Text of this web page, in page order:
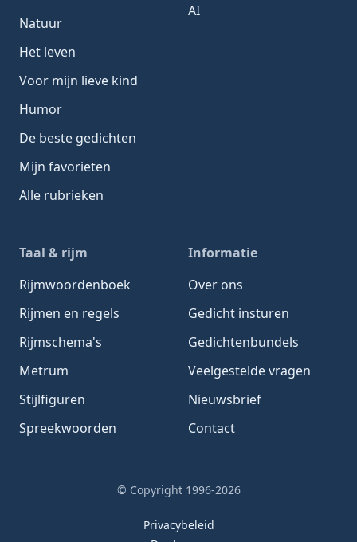
Natuur
Het leven
Voor mijn lieve kind
Humor
De beste gedichten
Mijn favorieten
Alle rubrieken
AI
Taal & rijm
Rijmwoordenboek
Rijmen en regels
Rijmschema's
Metrum
Stijlfiguren
Spreekwoorden
Informatie
Over ons
Gedicht insturen
Gedichtenbundels
Veelgestelde vragen
Nieuwsbrief
Contact
© Copyright 1996-2026
Privacybeleid